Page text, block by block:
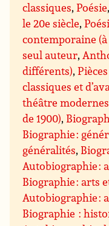
classiques,Poésie
le 20e siècle,
contemporaine
seul auteur,
différents),
classiques et
théâtre
de 1900),
Biographie :
généralités,
Autobiographie :
Biographie : arts
Autobiographie :
Biographie :